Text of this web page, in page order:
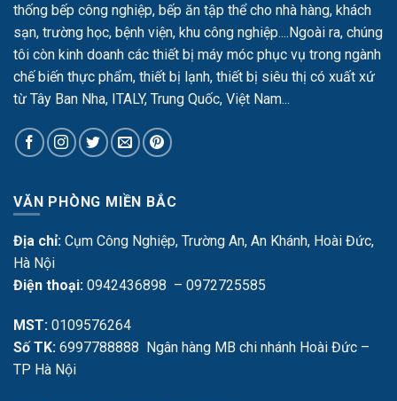
thống bếp công nghiệp, bếp ăn tập thể cho nhà hàng, khách
sạn, trường học, bệnh viện, khu công nghiệp....Ngoài ra, chúng
tôi còn kinh doanh các thiết bị máy móc phục vụ trong ngành
chế biến thực phẩm, thiết bị lạnh, thiết bị siêu thị có xuất xứ
từ Tây Ban Nha, ITALY, Trung Quốc, Việt Nam...
VĂN PHÒNG MIỀN BẮC
Địa chỉ: Cụm Công Nghiệp, Trường An, An Khánh, Hoài Đức,
Hà Nội
Điện thoại: 0942436898 – 0972725585
MST: 0109576264
Số TK: 6997788888 Ngân hàng MB chi nhánh Hoài Đức –
TP Hà Nội